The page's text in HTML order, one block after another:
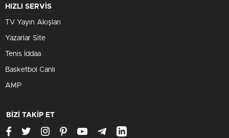
HIZLI SERVİS
TV Yayın Akışları
Yazarlar Site
Tenis İddaa
Basketbol Canlı
AMP
BİZİ TAKİP ET